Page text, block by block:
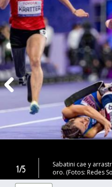
1/5
Sabatini cae y
oro. (Fotos: Redes